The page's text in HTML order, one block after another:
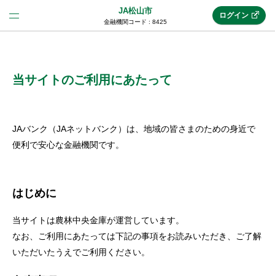
JA松山市
金融機関コード : 8425
(法人JAネットバンク)
ログイン
当サイトのご利用にあたって
JAバンク（JAネットバンク）は、地域の皆さまのための身近で
便利で安心な金融機関です。
はじめに
当サイトは農林中央金庫が運営しています。
なお、ご利用にあたっては下記の事項をお読みいただき、ご了解
いただいたうえでご利用ください。